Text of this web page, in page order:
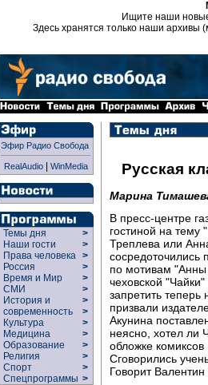
Ищите наши
Здесь хранятся только наши архивы
Эфир Радио Свобода
RealAudio| WinMedia
Темы дня
>
Наши гости
>
Права человека >
Россия
>
Время и Мир
>
СМИ
>
История и
современность
>
>
Культура
>
Медицина
>
Образование
>
Религия
>
Спорт
>
Спецпрограммы >
Русская
Марина
В пресс-центре
гостиной на тему
Треплева или
сосредоточились
по мотивам
чеховской
запретить теперь
призвали
Акунина
неясно, хотел ли
обложке
Сговорились
Говорит